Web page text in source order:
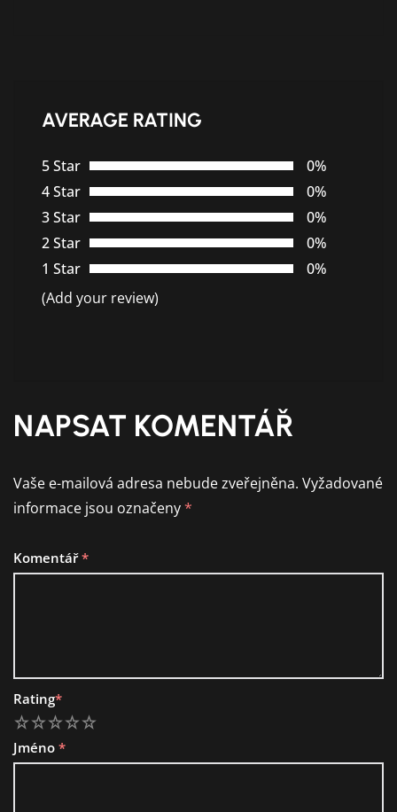
AVERAGE RATING
5 Star
0%
4 Star
0%
3 Star
0%
2 Star
0%
1 Star
0%
(Add your review)
NAPSAT KOMENTÁŘ
Vaše e-mailová adresa nebude zveřejněna. Vyžadované
informace jsou označeny*
Komentář*
Rating*
5
4
3
2
Jméno *